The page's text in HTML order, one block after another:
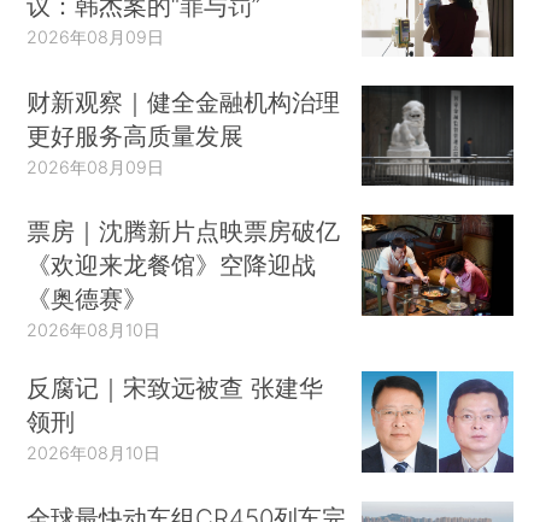
2026年08月09日
财新观察｜健全金融机构治理
更好服务高质量发展
2026年08月09日
票房｜沈腾新片点映票房破亿
《欢迎来龙餐馆》空降迎战
《奥德赛》
2026年08月10日
反腐记｜宋致远被查 张建华
领刑
2026年08月10日